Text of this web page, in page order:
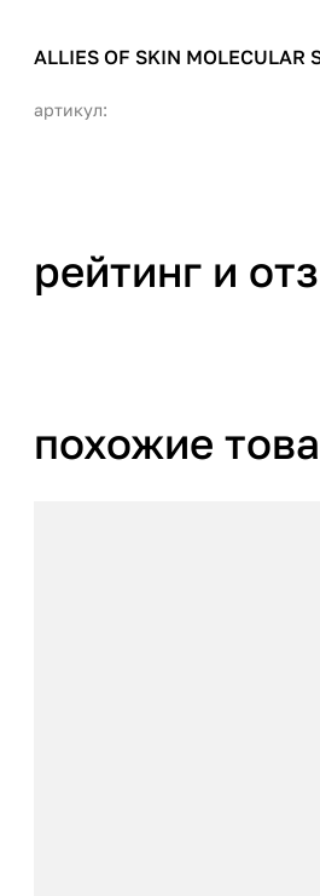
ALLIES OF SKIN MOLECULAR
артикул:
рейтинг и
похожие